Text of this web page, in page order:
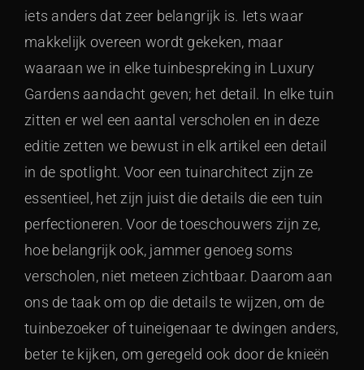
iets anders dat zeer belangrijk is. Iets waar
makkelijk overeen wordt gekeken, maar
waaraan we in elke tuinbespreking in Luxury
Gardens aandacht geven; het detail. In elke tuin
zitten er wel een aantal verscholen en in deze
editie zetten we bewust in elk artikel een detail
in de spotlight. Voor een tuinarchitect zijn ze
essentieel, het zijn juist die details die een tuin
perfectioneren. Voor de toeschouwers zijn ze,
hoe belangrijk ook, jammer genoeg soms
verscholen, niet meteen zichtbaar. Daarom aan
ons de taak om op die details te wijzen, om de
tuinbezoeker of tuineigenaar te dwingen anders,
beter te kijken, om geregeld ook door de knieën